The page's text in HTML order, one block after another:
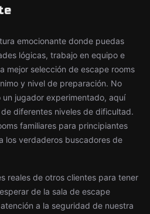
emocionante donde puedas
lógicas, trabajo en equipo e
mejor selección de escape rooms
y nivel de preparación. No
jugador experimentado, aquí
diferentes niveles de dificultad.
familiares para principiantes
los verdaderos buscadores de
reales de otros clientes para tener
de la sala de escape
a la seguridad de nuestra